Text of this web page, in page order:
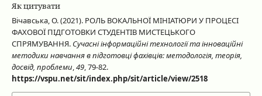
Як цитувати
Вічавська, О. (2021). РОЛЬ ВОКАЛЬНОЇ МІНІАТЮРИ У ПРОЦЕСІ
ФАХОВОЇ ПІДГОТОВКИ СТУДЕНТІВ МИСТЕЦЬКОГО
СПРЯМУВАННЯ. Сучасні інформаційні технології та інноваційні
методики навчання в підготовці фахівців: методологія, теорія,
досвід, проблеми,49, 79-82.
https://vspu.net/sit/index.php/sit/article/view/2518